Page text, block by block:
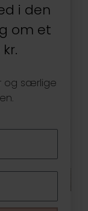
i den
om et
og særlige